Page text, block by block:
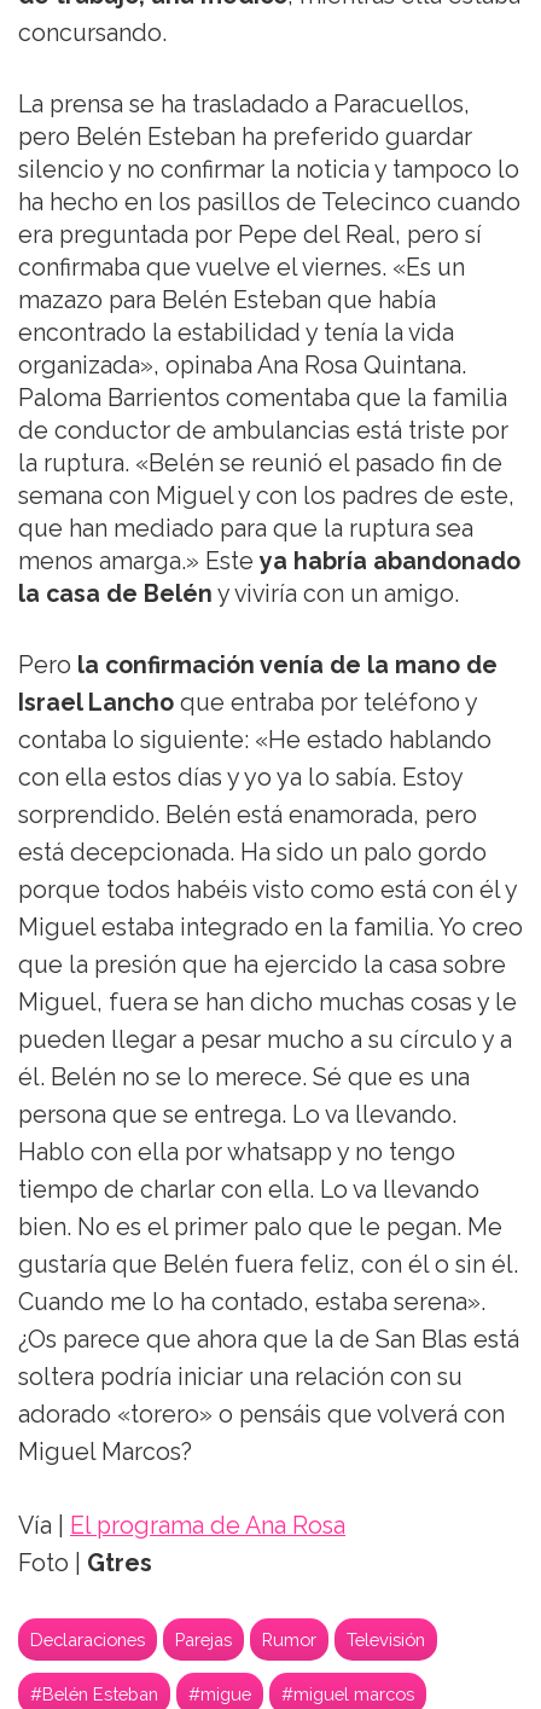
concursando.
La prensa se ha trasladado a Paracuellos,
pero Belén Esteban ha preferido guardar
silencio y no confirmar la noticia y tampoco lo
ha hecho en los pasillos de Telecinco cuando
era preguntada por Pepe del Real, pero sí
confirmaba que vuelve el viernes. «Es un
mazazo para Belén Esteban que había
encontrado la estabilidad y tenía la vida
organizada», opinaba Ana Rosa Quintana.
Paloma Barrientos comentaba que la familia
de conductor de ambulancias está triste por
la ruptura. «Belén se reunió el pasado fin de
semana con Miguel y con los padres de este,
que han mediado para que la ruptura sea
menos amarga.» Este ya habría abandonado
la casa de Belén y viviría con un amigo.
Pero la confirmación venía de la mano de
Israel Lancho que entraba por teléfono y
contaba lo siguiente: «He estado hablando
con ella estos días y yo ya lo sabía. Estoy
sorprendido. Belén está enamorada, pero
está decepcionada. Ha sido un palo gordo
porque todos habéis visto como está con él y
Miguel estaba integrado en la familia. Yo creo
que la presión que ha ejercido la casa sobre
Miguel, fuera se han dicho muchas cosas y le
pueden llegar a pesar mucho a su círculo y a
él. Belén no se lo merece. Sé que es una
persona que se entrega. Lo va llevando.
Hablo con ella por whatsapp y no tengo
tiempo de charlar con ella. Lo va llevando
bien. No es el primer palo que le pegan. Me
gustaría que Belén fuera feliz, con él o sin él.
Cuando me lo ha contado, estaba serena».
¿Os parece que ahora que la de San Blas está
soltera podría iniciar una relación con su
adorado «torero» o pensáis que volverá con
Miguel Marcos?
Vía |
El programa de Ana Rosa
Foto |
Gtres
Declaraciones Parejas Rumor Televisión
#Belén Esteban #migue #miguel marcos